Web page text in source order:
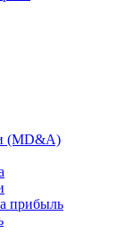
(MD&A)
прибыль